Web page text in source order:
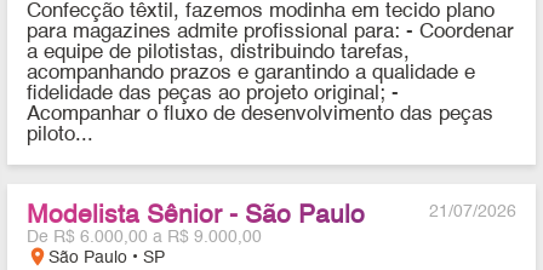
Confecção têxtil, fazemos modinha em tecido plano
para magazines admite profissional para: - Coordenar
a equipe de pilotistas, distribuindo tarefas,
acompanhando prazos e garantindo a qualidade e
fidelidade das peças ao projeto original; -
Acompanhar o fluxo de desenvolvimento das peças
piloto...
21/07/2026
Modelista Sênior - São Paulo
De R$ 6.000,00 a R$ 9.000,00
location_onSão Paulo • SP